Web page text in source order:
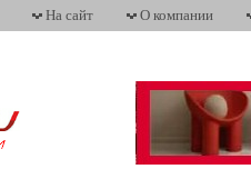
На сайт О компании